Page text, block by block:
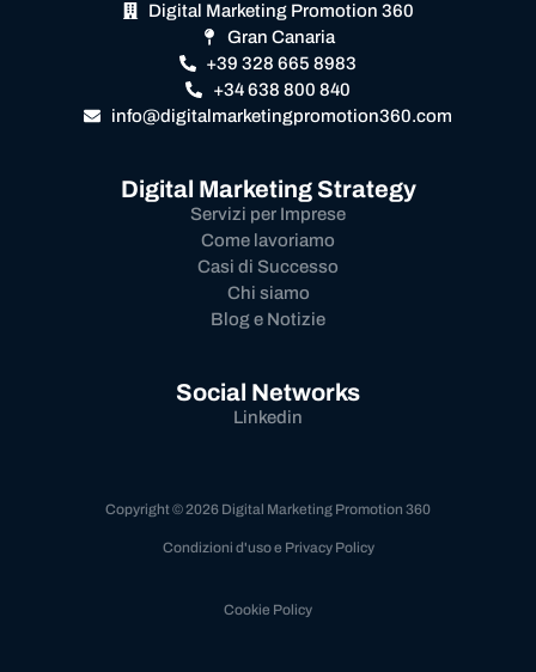
Digital Marketing Promotion 360
Gran Canaria
+39 328 665 8983
+34 638 800 840
info@digitalmarketingpromotion360.com
Digital Marketing Strategy
Servizi per Imprese
Come lavoriamo
Casi di Successo
Chi siamo
Blog e Notizie
Social Networks
Linkedin
Copyright © 2026 Digital Marketing Promotion 360
Condizioni d'uso e Privacy Policy
Cookie Policy